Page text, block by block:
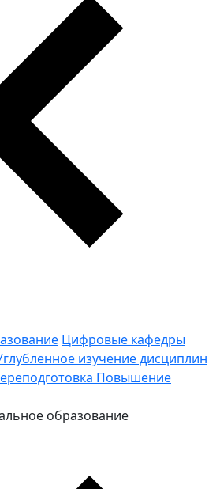
Цифровые кафедры
изучение дисциплин
Повышение
образование